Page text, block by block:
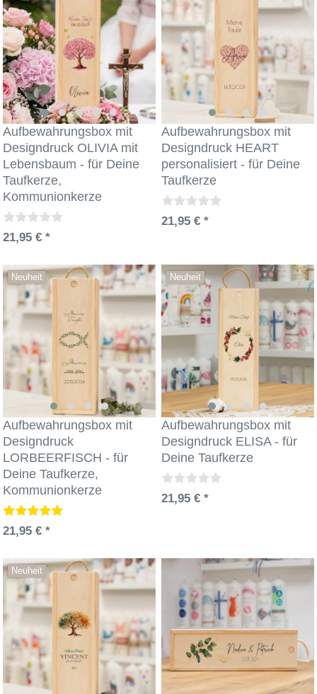
Aufbewahrungsbox mit
Designdruck OLIVIA mit
Lebensbaum - für Deine
Taufkerze,
Kommunionkerze
21,95 € *
Aufbewahrungsbox mit
Designdruck HEART
personalisiert - für Deine
Taufkerze
21,95 € *
Neuheit
Aufbewahrungsbox mit
Designdruck
LORBEERFISCH - für
Deine Taufkerze,
Kommunionkerze
21,95 € *
Neuheit
Aufbewahrungsbox mit
Designdruck ELISA - für
Deine Taufkerze
21,95 € *
Neuheit